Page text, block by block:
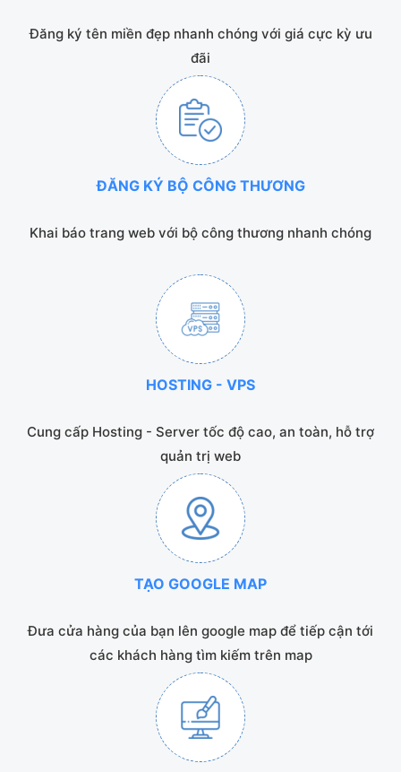
Đăng ký tên miền đẹp nhanh chóng với giá cực kỳ ưu
đãi
ĐĂNG KÝ BỘ CÔNG THƯƠNG
Khai báo trang web với bộ công thương nhanh chóng
HOSTING - VPS
Cung cấp Hosting - Server tốc độ cao, an toàn, hỗ trợ
quản trị web
TẠO GOOGLE MAP
Đưa cửa hàng của bạn lên google map để tiếp cận tới
các khách hàng tìm kiếm trên map